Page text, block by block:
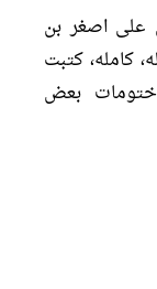
علی اصغر بن
سنه 1208، مشکوله، کامله، کتبت
ختومات بعض